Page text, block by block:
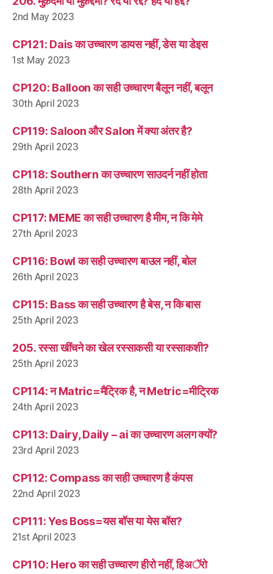
2nd May 2023
CP121: Dais का उच्चारण डायस नहीं, डेस या डेइस
1st May 2023
CP120: Balloon का सही उच्चारण बैलून नहीं, बलून
30th April 2023
CP119: Saloon और Salon में क्या अंतर है?
29th April 2023
CP118: Southern का उच्चारण साउदर्न नहीं होता
28th April 2023
CP117: MEME का सही उच्चारण है मीम, न कि मेमे
27th April 2023
CP116: Bowl का सही उच्चारण बाउल नहीं, बोल
26th April 2023
CP115: Bass का सही उच्चारण है बेस, न कि बास
25th April 2023
205. रस्सा खींचने का खेल रस्साकसी या रस्साकशी?
25th April 2023
CP114: न Matric=मैट्रिक है, न Metric=मीट्रिक
24th April 2023
CP113: Dairy, Daily – ai का उच्चारण अलग क्यों?
23rd April 2023
CP112: Compass का सही उच्चारण है कंपस
22nd April 2023
CP111: Yes Boss=यस बॉस या येस बॉस?
21st April 2023
CP110: Hero का सही उच्चारण हीरो नहीं, हिअॅरो